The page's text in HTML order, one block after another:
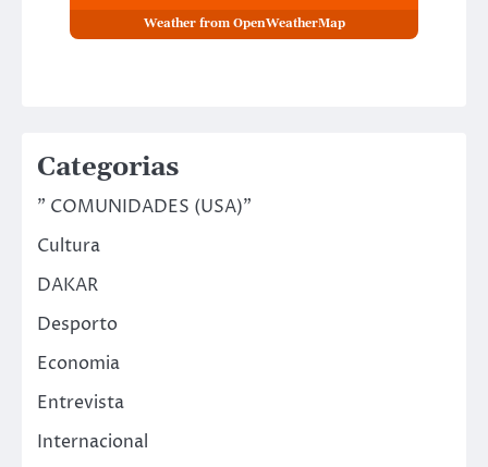
Weather from OpenWeatherMap
Categorias
" COMUNIDADES (USA)"
Cultura
DAKAR
Desporto
Economia
Entrevista
Internacional